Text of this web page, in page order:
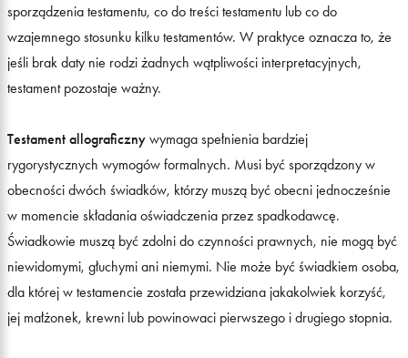
sporządzenia testamentu, co do treści testamentu lub co do
wzajemnego stosunku kilku testamentów. W praktyce oznacza to, że
jeśli brak daty nie rodzi żadnych wątpliwości interpretacyjnych,
testament pozostaje ważny.
Testament allograficzny wymaga spełnienia bardziej
rygorystycznych wymogów formalnych. Musi być sporządzony w
obecności dwóch świadków, którzy muszą być obecni jednocześnie
w momencie składania oświadczenia przez spadkodawcę.
Świadkowie muszą być zdolni do czynności prawnych, nie mogą być
niewidomymi, głuchymi ani niemymi. Nie może być świadkiem osoba,
dla której w testamencie została przewidziana jakakolwiek korzyść,
jej małżonek, krewni lub powinowaci pierwszego i drugiego stopnia.